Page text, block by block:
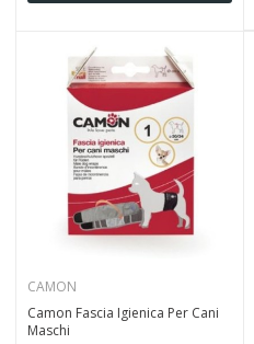
CAMON
Camon Fascia Igienica Per Cani
Maschi